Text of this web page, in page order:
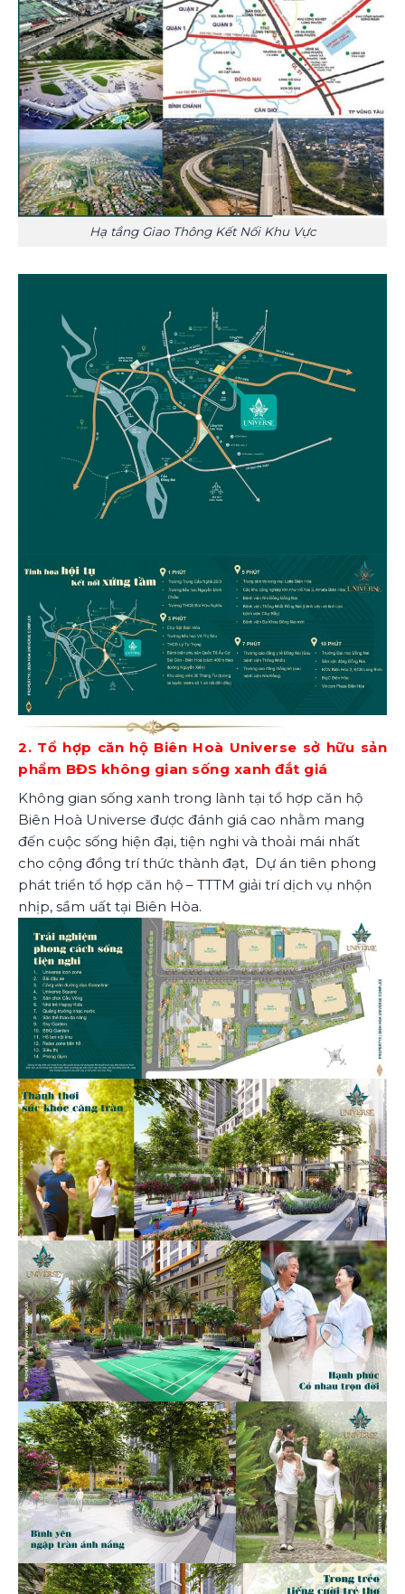
Hạ tầng Giao Thông Kết Nối Khu Vực
2. Tổ hợp căn hộ Biên Hoà Universe sở hữu sản
phẩm BĐS không gian sống xanh đắt giá
Không gian sống xanh trong lành tại tổ hợp căn hộ
Biên Hoà Universe được đánh giá cao nhằm mang
đến cuộc sống hiện đại, tiện nghi và thoải mái nhất
cho cộng đồng trí thức thành đạt, Dự án tiên phong
phát triển tổ hợp căn hộ – TTTM giải trí dịch vụ nhộn
nhịp, sầm uất tại Biên Hòa.